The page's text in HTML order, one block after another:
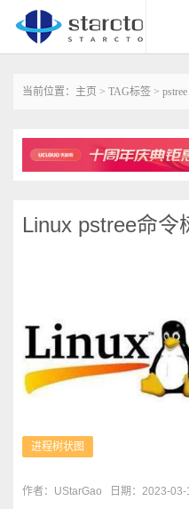
当前位置： 主页 > TAG标签 > pstree
Linux pstree命令
进程树状图
作者：UStarGao 日期：2023-03-